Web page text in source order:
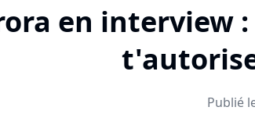
en interview
Publié